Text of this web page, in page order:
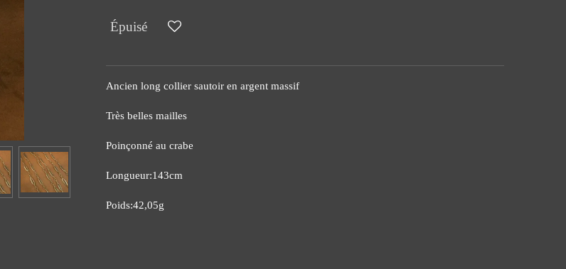
Épuisé
Ancien long collier sautoir en argent massif
Très belles mailles
Poinçonné au crabe
Longueur:143cm
Poids:42,05g